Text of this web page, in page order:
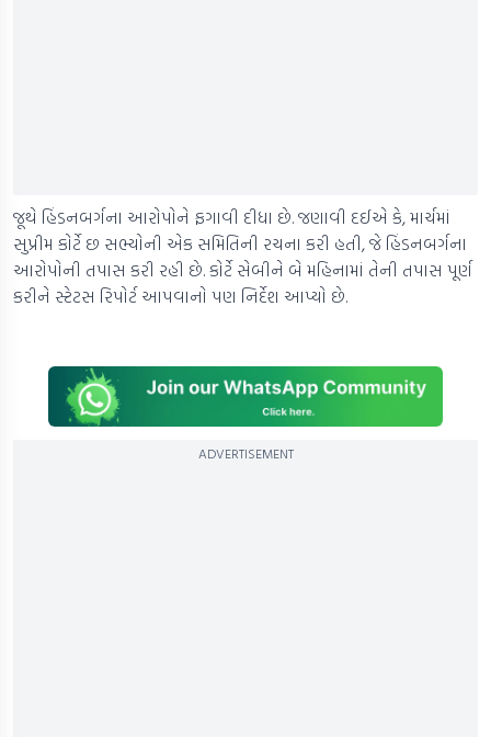
જૂથે હિંડનબર્ગના આરોપોને ફગાવી દીધા છે. જણાવી દઈએ કે, માર્ચમાં
સુપ્રીમ કોર્ટે છ સભ્યોની એક સમિતિની રચના કરી હતી, જે હિંડનબર્ગના
આરોપોની તપાસ કરી રહી છે. કોર્ટે સેબીને બે મહિનામાં તેની તપાસ પૂર્ણ
કરીને સ્ટેટસ રિપોર્ટ આપવાનો પણ નિર્દેશ આપ્યો છે.
ADVERTISEMENT